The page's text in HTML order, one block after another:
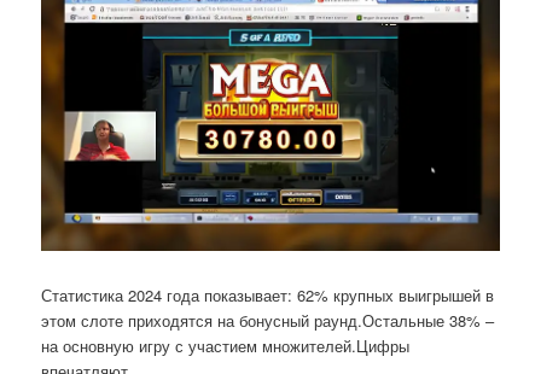
Статистика 2024 года показывает: 62% крупных выигрышей в
этом слоте приходятся на бонусный раунд.Остальные 38% –
на основную игру с участием множителей.Цифры